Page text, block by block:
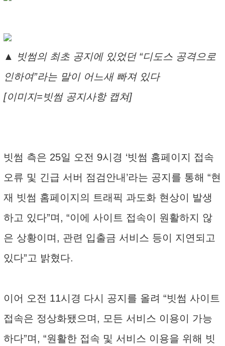
▲ 빗썸의 최초 공지에 있었던 “디도스 공격으로
인하여”라는 말이 어느새 빠져 있다
[이미지=빗썸 공지사항 캡쳐]
빗썸 측은 25일 오전 9시경 ‘빗썸 홈페이지 접속
오류 및 긴급 서버 점검안내’라는 공지를 통해 “현
재 빗썸 홈페이지의 트래픽 과도화 현상이 발생
하고 있다”며, “이에 사이트 접속이 원활하지 않
은 상황이며, 관련 입출금 서비스 등이 지연되고
있다”고 밝혔다.
이어 오전 11시경 다시 공지를 올려 “빗썸 사이트
접속은 정상화됐으며, 모든 서비스 이용이 가능
하다”며, “원활한 접속 및 서비스 이용을 위해 빗